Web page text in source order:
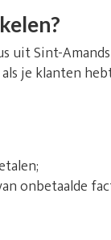
Sint-
je klanten
onbetaalde